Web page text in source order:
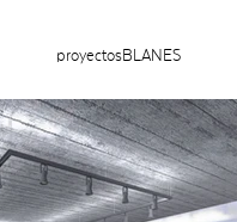
proyectosBLANES